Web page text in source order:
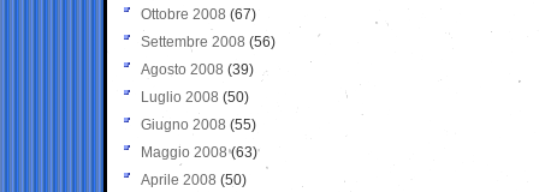
Ottobre 2008 (67)
Settembre 2008 (56)
Agosto 2008 (39)
Luglio 2008 (50)
Giugno 2008 (55)
Maggio 2008(63)
Aprile 2008 (50)